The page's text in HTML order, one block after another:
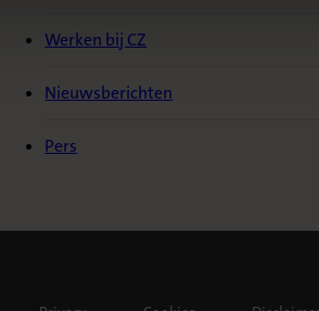
Werken bij CZ
Nieuwsberichten
Pers